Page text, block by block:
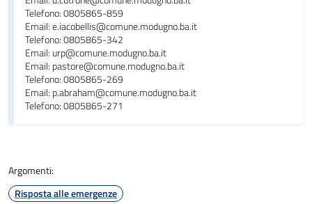
Telefono: 0805865-859
Email: e.iacobellis@comune.modugno.ba.it
Telefono: 0805865-342
Email: urp@comune.modugno.ba.it
Email: pastore@comune.modugno.ba.it
Telefono: 0805865-269
Email: p.abraham@comune.modugno.ba.it
Telefono: 0805865-271
Argomenti:
Risposta alle emergenze